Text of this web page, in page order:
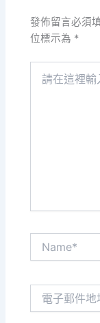
發佈留言必須
位標示為 *